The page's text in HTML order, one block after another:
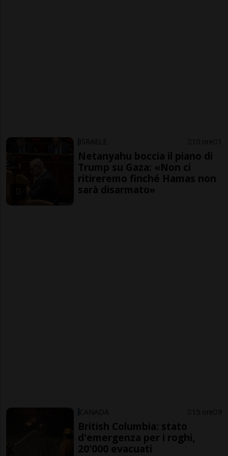
ISRAELE 10 ore 1
Netanyahu boccia il piano di
Trump su Gaza: «Non ci
ritireremo finché Hamas non
sarà disarmato»
CANADA 15 ore 9
British Columbia: stato
d'emergenza per i roghi,
20'000 evacuati